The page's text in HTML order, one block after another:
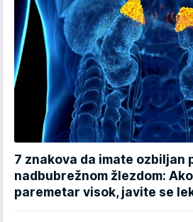
7 znakova da imate ozbiljan
nadbubrežnom žlezdom:
paremetar visok, javite se